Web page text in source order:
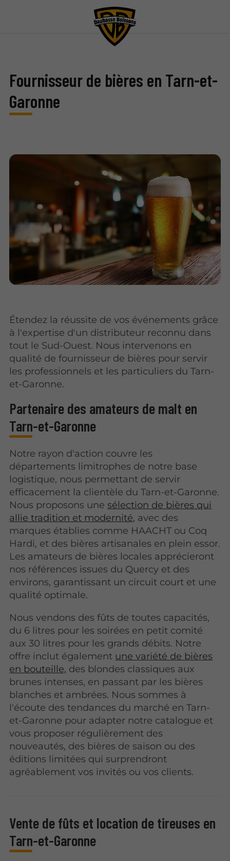
Fournisseur de bières en Tarn-et-
Garonne
Étendez la réussite de vos événements grâce
à l'expertise d'un distributeur reconnu dans
tout le Sud-Ouest. Nous intervenons en
qualité de fournisseur de bières pour servir
les professionnels et les particuliers du Tarn-
et-Garonne.
Partenaire des amateurs de malt en
Tarn-et-Garonne
Notre rayon d'action couvre les
départements limitrophes de notre base
logistique, nous permettant de servir
efficacement la clientèle du Tarn-et-Garonne.
Nous proposons une sélection de bières qui
allie tradition et modernité, avec des
marques établies comme HAACHT ou Coq
Hardi, et des bières artisanales en plein essor.
Les amateurs de bières locales apprécieront
nos références issues du Quercy et des
environs, garantissant un circuit court et une
qualité optimale.
Nous vendons des fûts de toutes capacités,
du 6 litres pour les soirées en petit comité
aux 30 litres pour les grands débits. Notre
offre inclut également une variété de bières
en bouteille, des blondes classiques aux
brunes intenses, en passant par les bières
blanches et ambrées. Nous sommes à
l'écoute des tendances du marché en Tarn-
et-Garonne pour adapter notre catalogue et
vous proposer régulièrement des
nouveautés, des bières de saison ou des
éditions limitées qui surprendront
agréablement vos invités ou vos clients.
Vente de fûts et location de tireuses en
Tarn-et-Garonne